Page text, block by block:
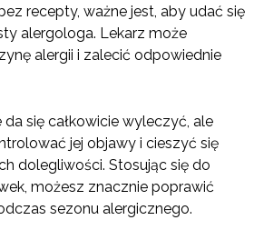
recepty, ważne jest, aby udać się
alergologa. Lekarz może
alergii i zalecić odpowiednie
da się całkowicie wyleczyć, ale
jej objawy i cieszyć się
dolegliwości. Stosując się do
możesz znacznie poprawić
sezonu alergicznego.